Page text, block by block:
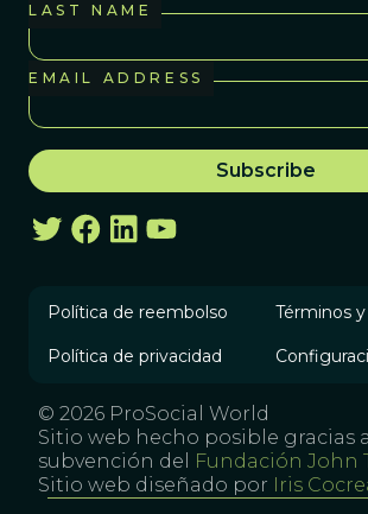
LAST NAME
EMAIL ADDRESS
Política de reembolso Términos
Política de privacidad
© 2026 ProSocial World
Sitio web hecho posible gracias
subvención del
Fundación John
Sitio web diseñado por
Iris